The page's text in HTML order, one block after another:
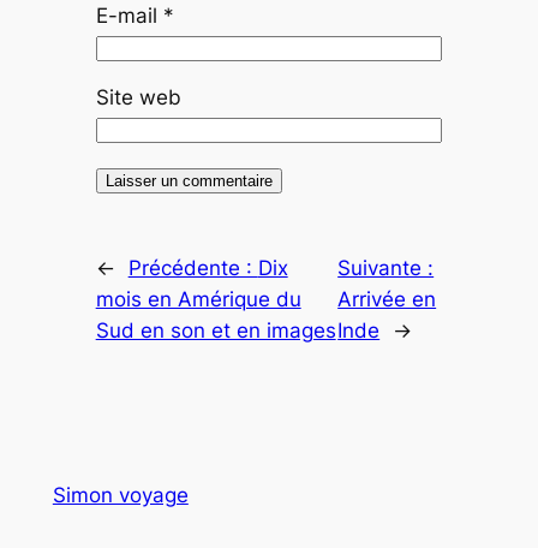
E-mail *
Site web
← Précédente : Dix
mois en Amérique du
Sud en son et en images
Suivante :
Arrivée en
Inde
→
Simon voyage